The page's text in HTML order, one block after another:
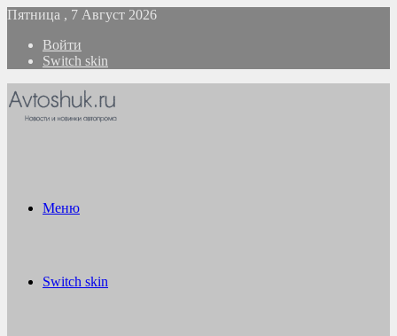
Пятница , 7 Август 2026
Войти
Switch skin
Меню
Switch skin